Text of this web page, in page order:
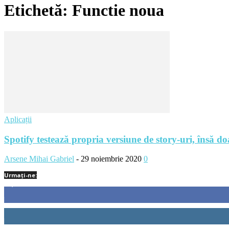
Etichetă: Functie noua
Aplicații
Spotify testează propria versiune de story-uri, însă
Arsene Mihai Gabriel - 29 noiembrie 2020 0
Urmați-ne:
522 Cititori
45 Cititori